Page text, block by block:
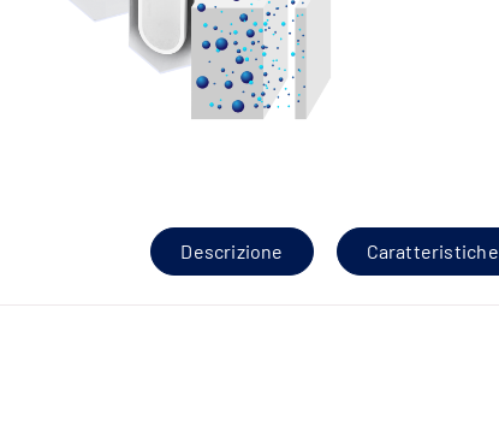
Descrizione Caratteristiche